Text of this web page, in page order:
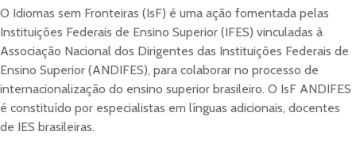
O Idiomas sem Fronteiras (IsF) é uma ação fomentada pelas
Instituições Federais de Ensino Superior (IFES) vinculadas à
Associação Nacional dos Dirigentes das Instituições Federais de
Ensino Superior (ANDIFES), para colaborar no processo de
internacionalização do ensino superior brasileiro. O IsF ANDIFES
é constituído por especialistas em línguas adicionais, docentes
de IES brasileiras.